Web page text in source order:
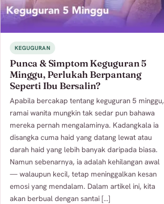
KEGUGURAN
Punca & Simptom Keguguran 5
Minggu, Perlukah Berpantang
Seperti Ibu Bersalin?
Apabila bercakap tentang keguguran 5 minggu,
ramai wanita mungkin tak sedar pun bahawa
mereka pernah mengalaminya. Kadangkala ia
disangka cuma haid yang datang lewat atau
darah haid yang lebih banyak daripada biasa.
Namun sebenarnya, ia adalah kehilangan awal
— walaupun kecil, tetap meninggalkan kesan
emosi yang mendalam. Dalam artikel ini, kita
akan berbual dengan santai […]